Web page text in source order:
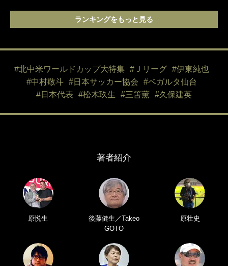
ランキングをもっと見る
#北中米ワールドカップ大特集 #Ｊリーグ
#伊東純也
#中村敬斗
#日本サッカー協会
#ベガルタ仙台
#日本代表
#松木玖生 #三笘薫 #久保建英
著者紹介
原悦生
後藤健生／Takeo
GOTO
原壮史